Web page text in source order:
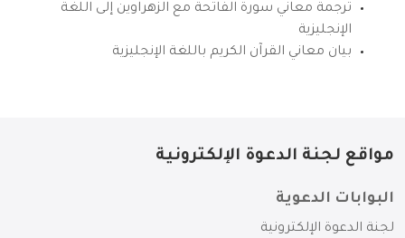
ترجمة معاني سورة الفاتحة مع الزهراوين إلى اللغة
الإنجليزية
بيان معاني القرآن الكريم باللغة الإنجليزية
مواقع لجنة الدعوة الإلكترونية
البوابات الدعوية
لجنة الدعوة الإلكترونية